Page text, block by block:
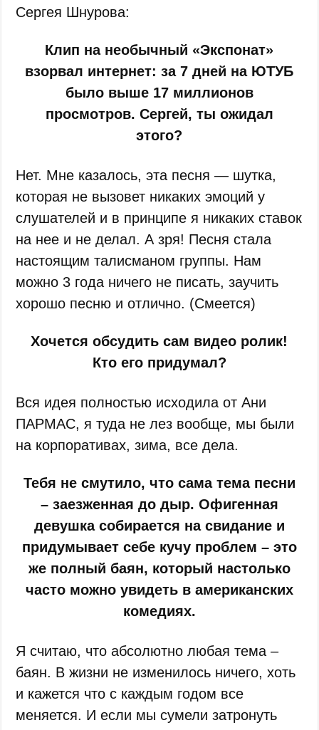
Сергея Шнурова:
Клип на необычный «Экспонат»
взорвал интернет: за 7 дней на ЮТУБ
было выше 17 миллионов
просмотров. Сергей, ты ожидал
этого?
Нет. Мне казалось, эта песня — шутка,
которая не вызовет никаких эмоций у
слушателей и в принципе я никаких ставок
на нее и не делал. А зря! Песня стала
настоящим талисманом группы. Нам
можно 3 года ничего не писать, заучить
хорошо песню и отлично. (Смеется)
Хочется обсудить сам видео ролик!
Кто его придумал?
Вся идея полностью исходила от Ани
ПАРМАС, я туда не лез вообще, мы были
на корпоративах, зима, все дела.
Тебя не смутило, что сама тема песни
– заезженная до дыр. Офигенная
девушка собирается на свидание и
придумывает себе кучу проблем – это
же полный баян, который настолько
часто можно увидеть в американских
комедиях.
Я считаю, что абсолютно любая тема –
баян. В жизни не изменилось ничего, хоть
и кажется что с каждым годом все
меняется. И если мы сумели затронуть